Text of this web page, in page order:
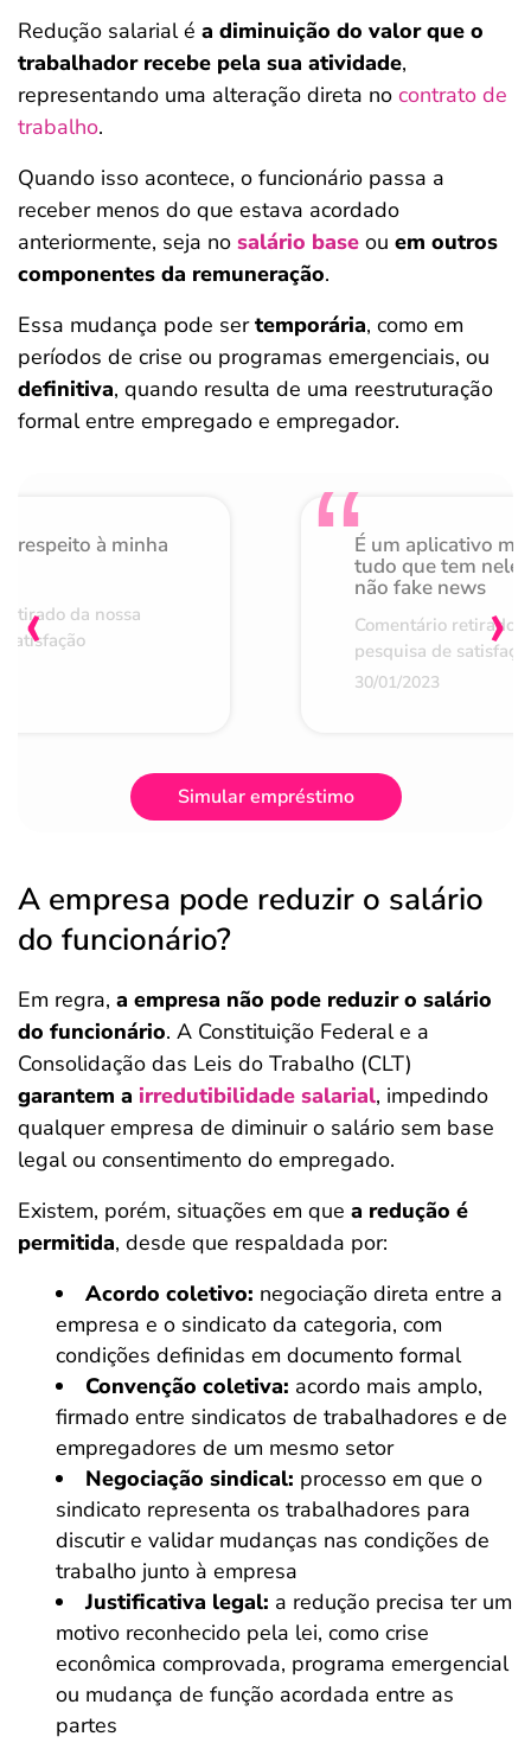
Redução salarial é a diminuição do valor que o
trabalhador recebe pela sua atividade,
representando uma alteração direta no contrato de
trabalho.
Quando isso acontece, o funcionário passa a
receber menos do que estava acordado
anteriormente, seja no salário base ou em outros
componentes da remuneração.
Essa mudança pode sertemporária, como em
períodos de crise ou programas emergenciais, ou
definitiva, quando resulta de uma reestruturação
formal entre empregado e empregador.
respeito à minha
da nossa
É um aplicativo
tudo que tem nele
não fake news
Comentário retirado
pesquisa de
30/01/2023
‹ ›
Simular empréstimo
A empresa pode reduzir o salário
do funcionário?
Em regra, a empresa não pode reduzir o salário
do funcionário. A Constituição Federal e a
Consolidação das Leis do Trabalho (CLT)
garantem a irredutibilidade salarial, impedindo
qualquer empresa de diminuir o salário sem base
legal ou consentimento do empregado.
Existem, porém, situações em que a redução é
permitida, desde que respaldada por:
Acordo coletivo: negociação direta entre a
empresa e o sindicato da categoria, com
condições definidas em documento formal
Convenção coletiva: acordo mais amplo,
firmado entre sindicatos de trabalhadores e de
empregadores de um mesmo setor
Negociação sindical: processo em que o
sindicato representa os trabalhadores para
discutir e validar mudanças nas condições de
trabalho junto à empresa
Justificativa legal: a redução precisa ter um
motivo reconhecido pela lei, como crise
econômica comprovada, programa emergencial
ou mudança de função acordada entre as
partes